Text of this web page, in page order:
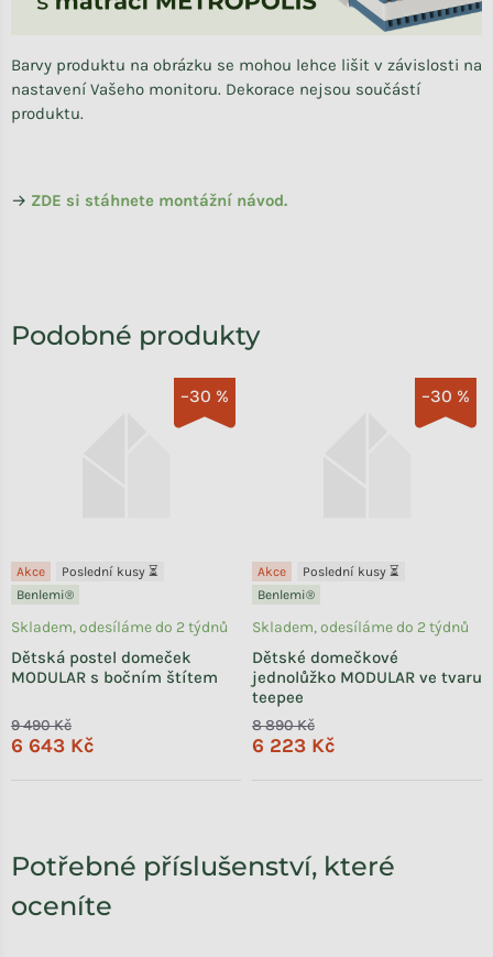
Barvy produktu na obrázku se mohou lehce lišit v závislosti na
nastavení Vašeho monitoru. Dekorace nejsou součástí
produktu.
→ ZDE si stáhnete montážní návod.
–30 %
Akce
Poslední kusy ⏳
Benlemi®
Dětská postel domeček
MODULAR s bočním štítem
Skladem, odesíláme do 2 týdnů
9 490 Kč
6 643 Kč
–30 %
Akce
Poslední kusy ⏳
Benlemi®
Dětské domečkové
jednolůžko MODULAR ve tvaru
teepee
Skladem, odesíláme do 2 týdnů
8 890 Kč
6 223 Kč
Potřebné příslušenství, které
oceníte